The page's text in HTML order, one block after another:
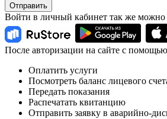
Отправить
Войти в личный кабинет так же
После авторизации на сайте с
Оплатить услуги
Посмотреть баланс лицевого
Передать показания
Распечатать квитанцию
Отправить заявку в аварийно-